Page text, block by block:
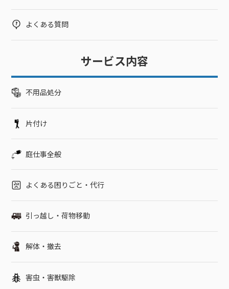
よくある質問
サービス内容
不用品処分
片付け
庭仕事全般
よくある困りごと・代行
引っ越し・荷物移動
解体・撤去
害虫・害獣駆除